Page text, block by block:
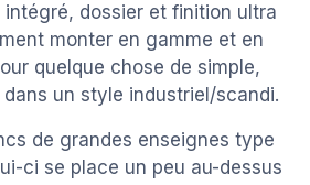
dossier et finition ultra
monter en gamme et en
quelque chose de simple,
un style industriel/scandi.
de grandes enseignes type
ci se place un peu au-dessus